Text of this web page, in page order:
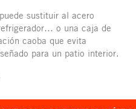
sustituir al acero
o una caja de
caoba que evita
para un patio interior.